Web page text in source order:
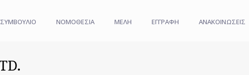
ΣΥΜΒΟΥΛΙΟ ΝΟΜΟΘΕΣΙΑ ΜΕΛΗ ΕΓΓΡΑΦΗ ΑΝΑΚΟΙΝΩΣΕΙΣ